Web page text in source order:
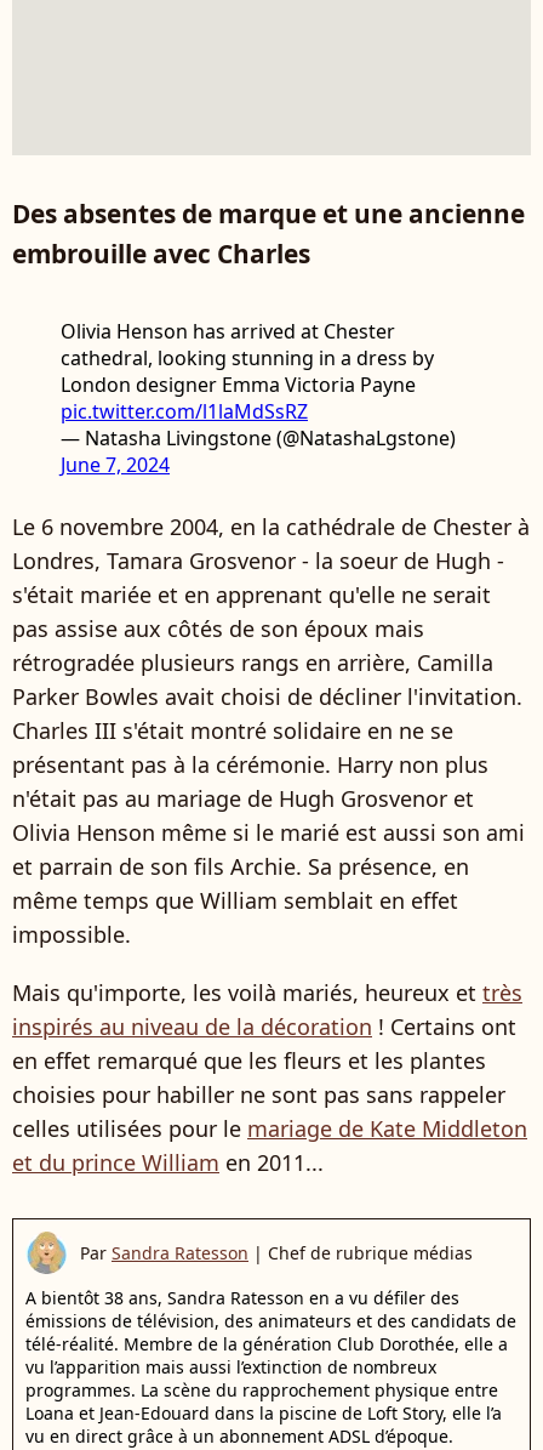
Des absentes de marque et une ancienne
embrouille avec Charles
Olivia Henson has arrived at Chester
cathedral, looking stunning in a dress by
London designer Emma Victoria Payne
pic.twitter.com/l1laMdSsRZ
— Natasha Livingstone (@NatashaLgstone)
June 7, 2024
Le 6 novembre 2004, en la cathédrale de Chester à
Londres, Tamara Grosvenor - la soeur de Hugh -
s'était mariée et en apprenant qu'elle ne serait
pas assise aux côtés de son époux mais
rétrogradée plusieurs rangs en arrière, Camilla
Parker Bowles avait choisi de décliner l'invitation.
Charles III s'était montré solidaire en ne se
présentant pas à la cérémonie. Harry non plus
n'était pas au mariage de Hugh Grosvenor et
Olivia Henson même si le marié est aussi son ami
et parrain de son fils Archie. Sa présence, en
même temps que William semblait en effet
impossible.
Mais qu'importe, les voilà mariés, heureux et très
inspirés au niveau de la décoration ! Certains ont
en effet remarqué que les fleurs et les plantes
choisies pour habiller ne sont pas sans rappeler
celles utilisées pour le mariage de Kate Middleton
et du prince William en 2011...
Par Sandra Ratesson | Chef de rubrique médias
A bientôt 38 ans, Sandra Ratesson en a vu défiler des
émissions de télévision, des animateurs et des candidats de
télé-réalité. Membre de la génération Club Dorothée, elle a
vu l’apparition mais aussi l’extinction de nombreux
programmes. La scène du rapprochement physique entre
Loana et Jean-Edouard dans la piscine de Loft Story, elle l’a
vu en direct grâce à un abonnement ADSL d’époque.